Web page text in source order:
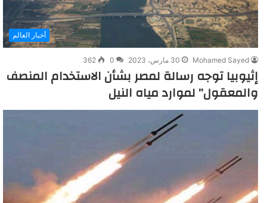
أخبار العالم
Mohamed Sayed 30 مارس، 2023 0
362
إثيوبيا توجه رسالة لمصر بشأن الاستخدام المنصف
والمعقول” لموارد مياه النيل